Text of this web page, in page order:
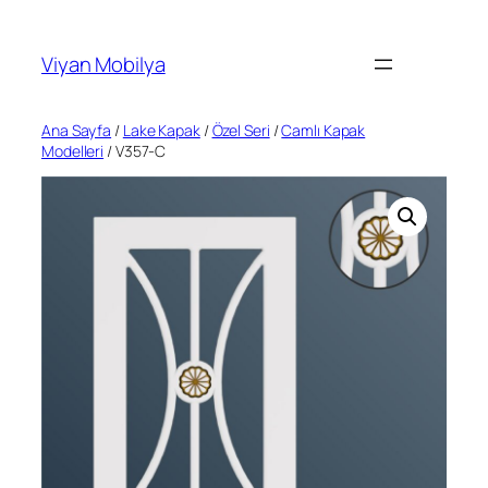
Viyan Mobilya
Ana Sayfa / Lake Kapak/Özel Seri /Camlı Kapak
Modelleri / V357-C